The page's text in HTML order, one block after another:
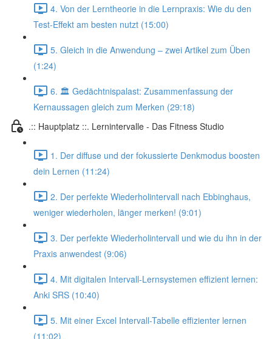
4. Von der Lerntheorie in die Lernpraxis: Wie du den
Test-Effekt am besten nutzt (15:00)
5. Gleich in die Anwendung – zwei Artikel zum Üben
(1:24)
6. 🏛️ Gedächtnispalast: Zusammenfassung der
Kernaussagen gleich zum Merken (29:18)
.:: Hauptplatz ::. Lernintervalle - Das Fitness Studio
1. Der diffuse und der fokussierte Denkmodus boosten
dein Lernen (11:24)
2. Der perfekte Wiederholintervall nach Ebbinghaus,
weniger wiederholen, länger merken! (9:01)
3. Der perfekte Wiederholintervall und wie du ihn in der
Praxis anwendest (9:06)
4. Mit digitalen Intervall-Lernsystemen effizient lernen:
Anki SRS (10:40)
5. Mit einer Excel Intervall-Tabelle effizienter lernen
(11:02)